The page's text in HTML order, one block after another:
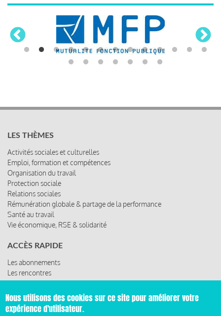
LES THÈMES
Activités sociales et culturelles
Emploi, formation et compétences
Organisation du travail
Protection sociale
Relations sociales
Rémunération globale & partage de la performance
Santé au travail
Vie économique, RSE & solidarité
ACCÈS RAPIDE
Les abonnements
Les rencontres
Les ressources
Nous utilisons des cookies sur ce site pour améliorer votre
expérience d'utilisateur.